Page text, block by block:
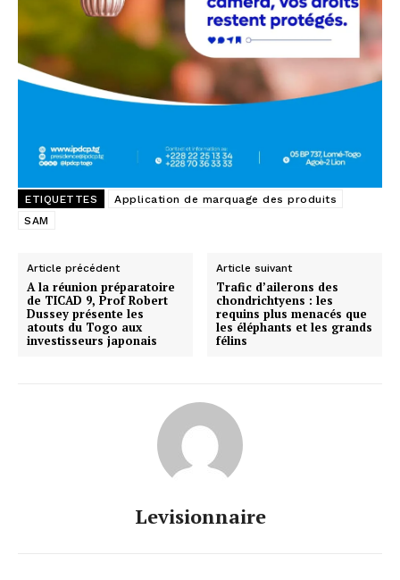
ETIQUETTES
Application de marquage des produits
SAM
Article précédent
A la réunion préparatoire
de TICAD 9, Prof Robert
Dussey présente les
atouts du Togo aux
investisseurs japonais
Article suivant
Trafic d’ailerons des
chondrichtyens : les
requins plus menacés que
les éléphants et les grands
félins
Levisionnaire